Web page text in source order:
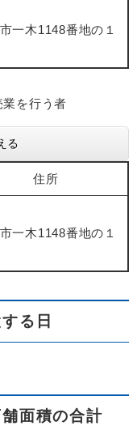
一木1148番地の１
を行う者
る
住所
一木1148番地の１
る日
面積の合計